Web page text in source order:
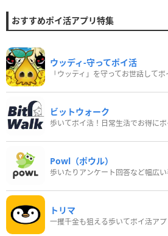
おすすめポイ活アプリ特集
ウッディ‐守ってポイ活
「ウッディ」を守ってお世話してポ
ビットウォーク
Powl（ポウル）
トリマ
一攫千金も狙える歩いてポイ活アプ